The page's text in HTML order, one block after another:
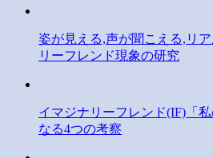
姿が見える,声が聞こえる,リ
リーフレンド現象の研究
イマジナリーフレンド(IF)「
なる4つの考察